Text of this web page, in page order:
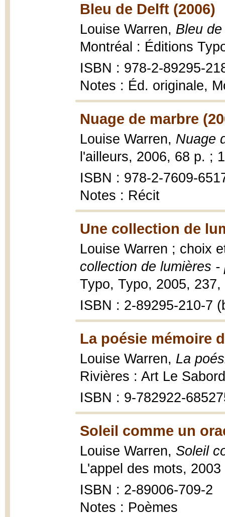
Bleu de Delft (2006)
Louise Warren, Bleu
Montréal : Éditions
ISBN : 978-2-89295-
Notes : Éd. originale,
Nuage de marbre
Louise Warren, Nuage
l'ailleurs, 2006, 68 p. ;
ISBN : 978-2-7609-
Notes : Récit
Une collection de
Louise Warren ; choix
collection de lumières
Typo, Typo, 2005,
ISBN : 2-89295-210-7
La poésie mémoire
Louise Warren, La
Rivières : Art Le
ISBN : 9-782922-
Soleil comme un
Louise Warren, Soleil
L'appel des mots, 2003
ISBN : 2-89006-709-2
Notes : Poèmes